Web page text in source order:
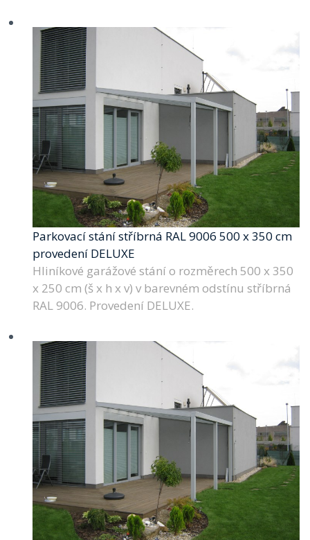
Parkovací stání stříbrná RAL 9006 500 x 350 cm
provedení DELUXE
Hliníkové garážové stání o rozměrech 500 x 350
x 250 cm (š x h x v) v barevném odstínu stříbrná
RAL 9006. Provedení DELUXE.